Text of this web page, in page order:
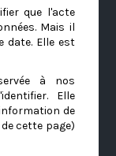
que l'acte
Mais il
date. Elle est
à nos
Elle
de
cette page)